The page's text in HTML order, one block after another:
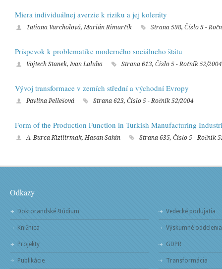
Miera individuálnej averzie k riziku a jej koleráty
Tatiana Varcholová, Marián Rimarčík Strana 598, Číslo 5 -
Príspevok k problematike moderného sociálneho štátu
Vojtech Stanek, Ivan Laluha Strana 613, Číslo 5 - Ročník 52/2004
Vývoj transformace v zemích střední a východní Evropy
Pavlína Pellešová Strana 623, Číslo 5 - Ročník 52/2004
Form of the Production Function in Turkish Manufacturing
A. Burca Kizilirmak, Hasan Sahin Strana 635, Číslo 5 - Ročník
Odkazy
Doktorandské štúdium
Knižnica
Projekty
Publikácie
Vedecké podujatia
Výskumné oddelenia
GDPR
Transformácia